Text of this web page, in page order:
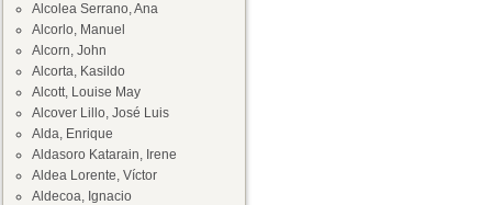
Alcolea Serrano, Ana
Alcorlo, Manuel
Alcorn, John
Alcorta, Kasildo
Alcott, Louise May
Alcover Lillo, José Luis
Alda, Enrique
Aldasoro Katarain, Irene
Aldea Lorente, Víctor
Aldecoa, Ignacio